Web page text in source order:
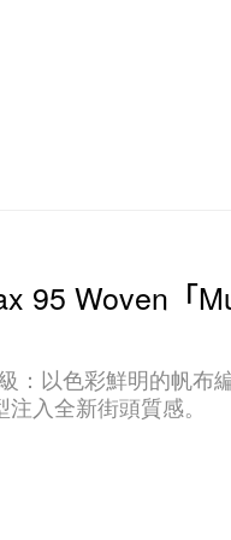
95 Woven「
：以色彩鮮明的帆布
入全新街頭質感。